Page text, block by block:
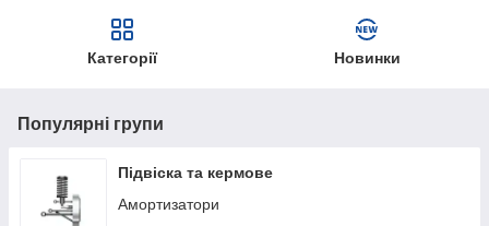
Категорії Новинки
Популярні групи
Підвіска та кермове
Амортизатори